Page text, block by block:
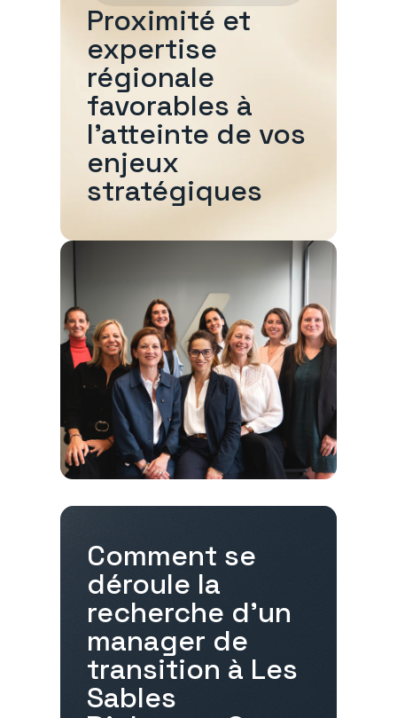
Comment se
déroule la
recherche d'un
manager de
transition à Les
Sables
Proximité et
expertise
régionale
favorables à
l'atteinte de vos
enjeux
stratégiques